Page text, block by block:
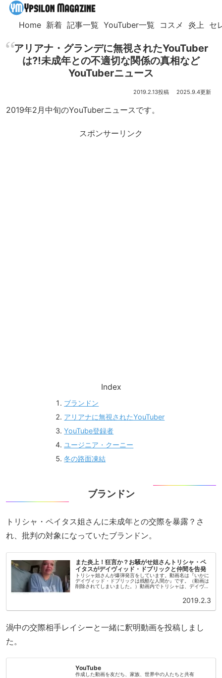
Home 新着 記事一覧 YouTuber一覧 コスメ 炎上 セ
アリアナ・グランデに無視されたYouTuber
は⁈未成年との不適切な関係の真相など
YouTuberニュース
2019.2.13 2025.9.4
2019年2月中旬のYouTuberニュースです。
スポンサーリンク
Index
ブランドン
アリアナに無視されたYouTuber
YouTube登録者
ユージニア・クーニー
冬の路面凍結
ブランドン
トリシャ・ペイタス姐さんに未成年との交際を暴露？さ
れ、批判の対象になっていたブランドン。
また炎上！狂言か？お騒がせ姐さんトリシャ・ペ
イタスがデイヴィッド・ドブリックと仲間を告発
トリシャ姐さんが爆弾発言をしています。動画名は『いかに
デイヴィッド・ドブリックは残酷な人間か』です。（動画は
削除されてしまいました。）動画内でトリシャは、デイヴィ
2019.2.3
渦中の交際相手レイシーと一緒に釈明動画を投稿しまし
た。
YouTube
作成した動画を友だち、家族、世界中の人たちと共有